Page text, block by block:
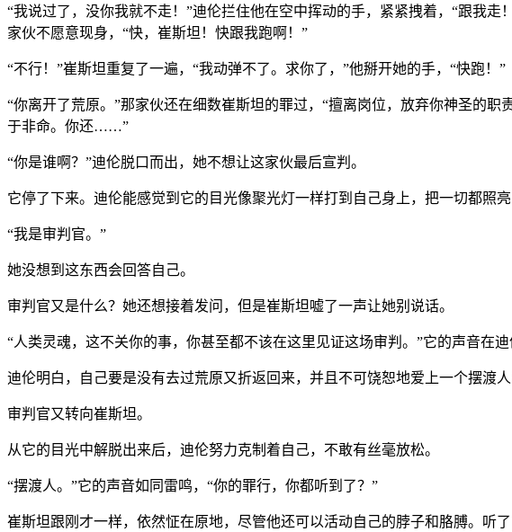
“我说过了，没你我就不走！”迪伦拦住他在空中挥动的手，紧紧拽着，“跟我
家伙不愿意现身，“快，崔斯坦！快跟我跑啊！”
“不行！”崔斯坦重复了一遍，“我动弹不了。求你了，”他掰开她的手，“快跑！”
“你离开了荒原。”那家伙还在细数崔斯坦的罪过，“擅离岗位，放弃你神圣的
于非命。你还……”
“你是谁啊？”迪伦脱口而出，她不想让这家伙最后宣判。
它停了下来。迪伦能感觉到它的目光像聚光灯一样打到自己身上，把一切都照
“我是审判官。”
她没想到这东西会回答自己。
审判官又是什么？她还想接着发问，但是崔斯坦嘘了一声让她别说话。
“人类灵魂，这不关你的事，你甚至都不该在这里见证这场审判。”它的声音在
迪伦明白，自己要是没有去过荒原又折返回来，并且不可饶恕地爱上一个摆渡
审判官又转向崔斯坦。
从它的目光中解脱出来后，迪伦努力克制着自己，不敢有丝毫放松。
“摆渡人。”它的声音如同雷鸣，“你的罪行，你都听到了？”
崔斯坦跟刚才一样，依然怔在原地，尽管他还可以活动自己的脖子和胳膊。听了